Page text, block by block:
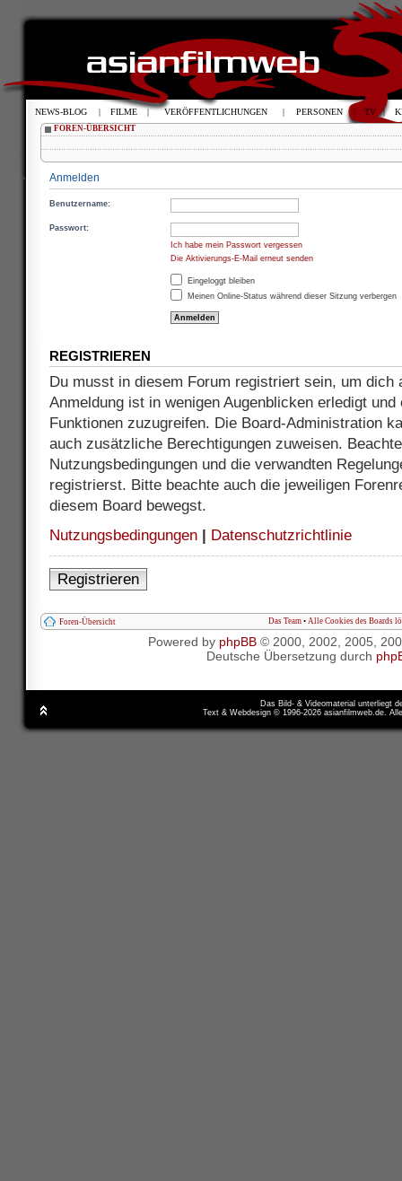
FOREN-ÜBERSICHT
Anmelden
Benutzername:
Passwort:
Ich habe mein Passwort vergessen
Die Aktivierungs-E-Mail erneut senden
Eingeloggt bleiben
Meinen Online-Status während dieser Sitzung verbergen
REGISTRIEREN
Du musst in diesem Forum registriert sein, um dich
Anmeldung ist in wenigen Augenblicken erledigt
Funktionen zuzugreifen. Die Board-Administration
auch zusätzliche Berechtigungen zuweisen.
Nutzungsbedingungen und die verwandten
registrierst. Bitte beachte auch die jeweiligen
diesem Board bewegst.
Nutzungsbedingungen
Datenschutzrichtlinie
Registrieren
Foren-Übersicht Das Team • Alle Cookies des Boards
Powered by phpBB© 2000, 2002, 2005,
Deutsche Übersetzung durch
Das Bild- & Videomaterial unterliegt
Text & Webdesign © 1996-2026 asianfilmweb.de.
NEWS-BLOG | FILME | VERÖFFENTLICHUNGEN | PERSONEN | TV |